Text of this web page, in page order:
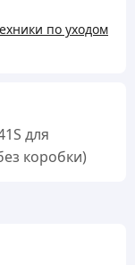
по уходом
для
коробки)